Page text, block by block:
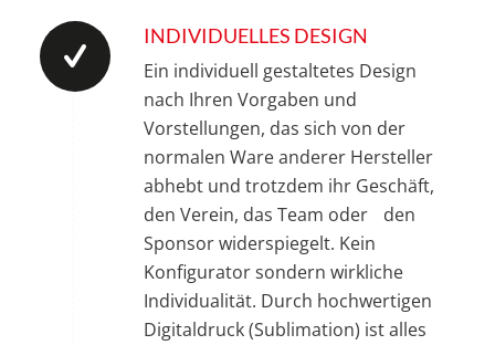
INDIVIDUELLES DESIGN
Ein individuell gestaltetes Design
nach Ihren Vorgaben und
Vorstellungen, das sich von der
normalen Ware anderer Hersteller
abhebt und trotzdem ihr Geschäft,
den Verein, das Team oder den
Sponsor widerspiegelt. Kein
Konfigurator sondern wirkliche
Individualität. Durch hochwertigen
Digitaldruck (Sublimation) ist alles